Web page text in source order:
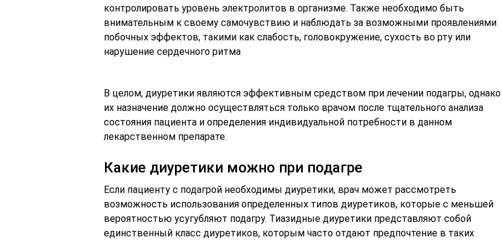
контролировать уровень электролитов в организме. Также необходимо быть
внимательным к своему самочувствию и наблюдать за возможными проявлениями
побочных эффектов, такими как слабость, головокружение, сухость во рту или
нарушение сердечного ритма
В целом, диуретики являются эффективным средством при лечении подагры, однако
их назначение должно осуществляться только врачом после тщательного анализа
состояния пациента и определения индивидуальной потребности в данном
лекарственном препарате.
Какие диуретики можно при подагре
Если пациенту с подагрой необходимы диуретики, врач может рассмотреть
возможность использования определенных типов диуретиков, которые с меньшей
вероятностью усугубляют подагру. Тиазидные диуретики представляют собой
единственный класс диуретиков, которым часто отдают предпочтение в таких